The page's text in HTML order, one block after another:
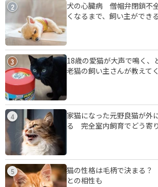
2
犬の心臓病 僧帽弁閉鎖不
くなるまで、飼い主ができ
3
18歳の愛猫が大声で鳴く
老猫の飼い主さんが教えて
4
家猫になった元野良猫が外
る 完全室内飼育でどう寄
5
猫の性格は毛柄で決まる
との相性も